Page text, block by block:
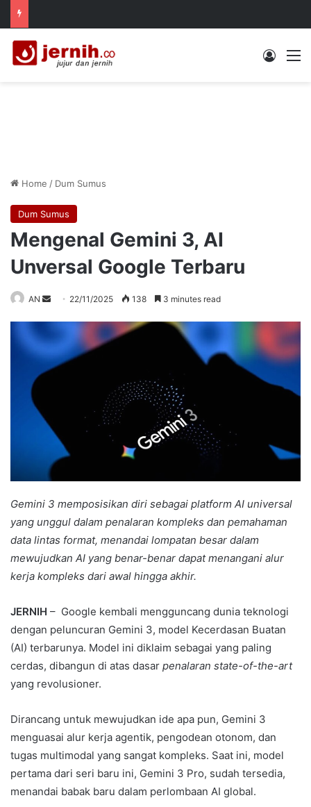
Log In
Home / Dum Sumus
Dum Sumus
Mengenal Gemini 3, AI
Unversal Google Terbaru
AN
Send 22/11/2025 138 3 minutes read
Gemini 3 memposisikan diri sebagai platform AI universal
yang unggul dalam penalaran kompleks dan pemahaman
data lintas format, menandai lompatan besar dalam
mewujudkan AI yang benar-benar dapat menangani alur
kerja kompleks dari awal hingga akhir.
JERNIH – Google kembali mengguncang dunia teknologi
dengan peluncuran Gemini 3, model Kecerdasan Buatan
(AI) terbarunya. Model ini diklaim sebagai yang paling
cerdas, dibangun di atas dasar penalaran state-of-the-art
yang revolusioner.
Dirancang untuk mewujudkan ide apa pun, Gemini 3
menguasai alur kerja agentik, pengodean otonom, dan
tugas multimodal yang sangat kompleks. Saat ini, model
pertama dari seri baru ini, Gemini 3 Pro, sudah tersedia,
menandai babak baru dalam perlombaan AI global.